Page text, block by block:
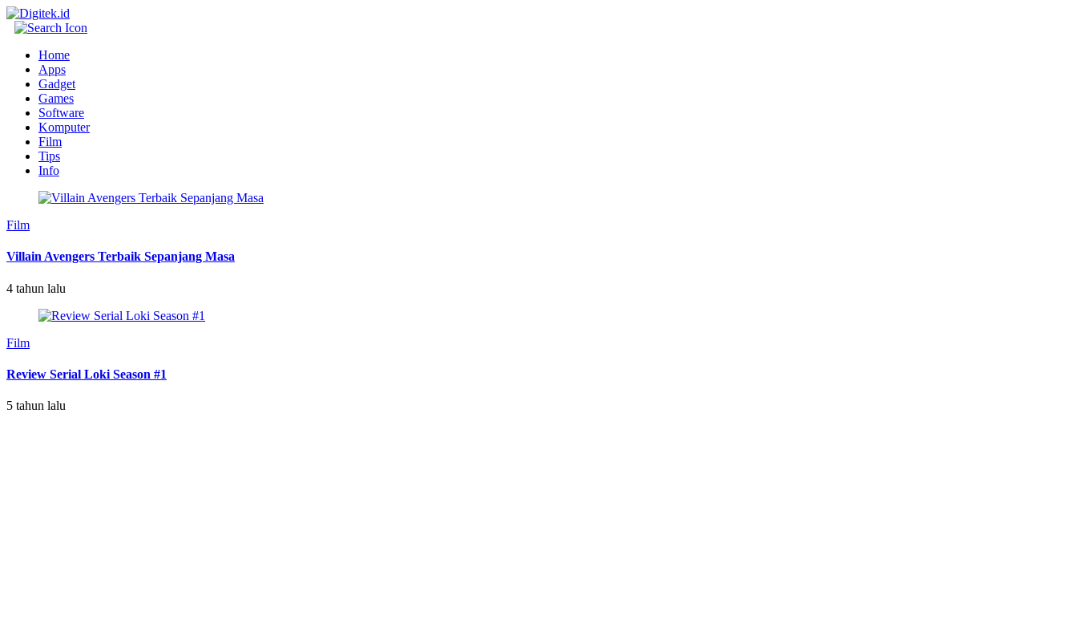
Home
Apps
Gadget
Games
Software
Komputer
Film
Tips
Info
Film
Villain Avengers Terbaik Sepanjang Masa
4 tahun lalu
Film
Review Serial Loki Season #1
5 tahun lalu